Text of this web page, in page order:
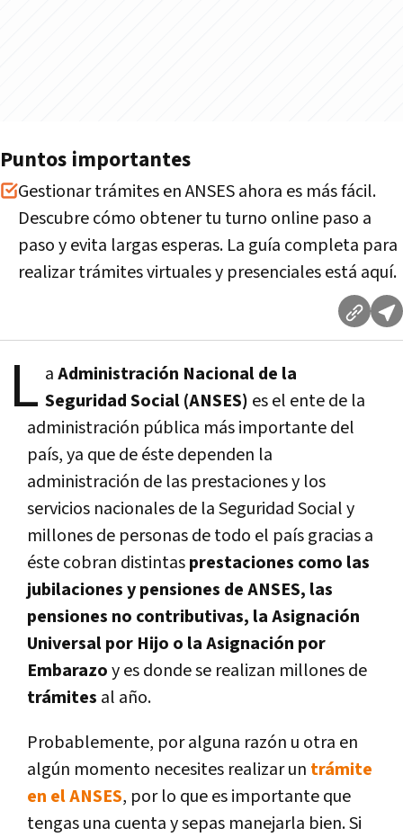
Puntos importantes
Gestionar trámites en ANSES ahora es más fácil.
Descubre cómo obtener tu turno online paso a
paso y evita largas esperas. La guía completa para
realizar trámites virtuales y presenciales está aquí.
L aAdministración Nacional de la
Seguridad Social (ANSES) es el ente de la
administración pública más importante del
país, ya que de éste dependen la
administración de las prestaciones y los
servicios nacionales de la Seguridad Socialy
millones de personas de todo el país gracias a
éste cobran distintasprestaciones como las
jubilaciones y pensiones de ANSES, las
pensiones no contributivas, la Asignación
Universal por Hijo o la Asignación por
Embarazoy es donde se realizan millones de
trámites al año.
Probablemente, por alguna razón u otra en
algún momento necesites realizar un trámite
en el ANSES, por lo que es importante que
tengas una cuenta y sepas manejarla bien. Si